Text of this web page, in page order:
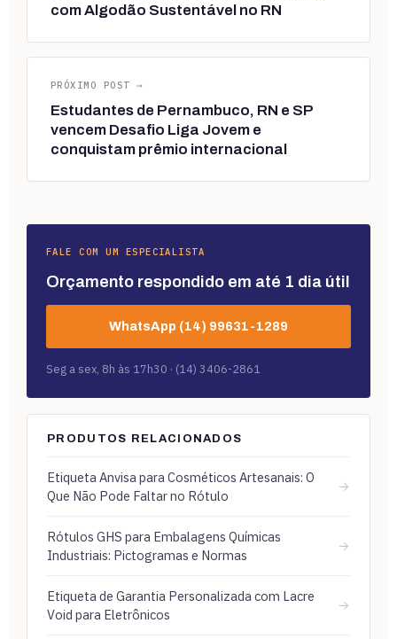
com Algodão Sustentável no RN
PRÓXIMO POST →
Estudantes de Pernambuco, RN e SP
vencem Desafio Liga Jovem e
conquistam prêmio internacional
FALE COM UM ESPECIALISTA
Orçamento respondido em até 1 dia útil
WhatsApp (14) 99631-1289
Seg a sex, 8h às 17h30 · (14) 3406-2861
PRODUTOS RELACIONADOS
Etiqueta Anvisa para Cosméticos Artesanais: O
Que Não Pode Faltar no Rótulo
→
Rótulos GHS para Embalagens Químicas
Industriais: Pictogramas e Normas
→
Etiqueta de Garantia Personalizada com Lacre
Void para Eletrônicos
→